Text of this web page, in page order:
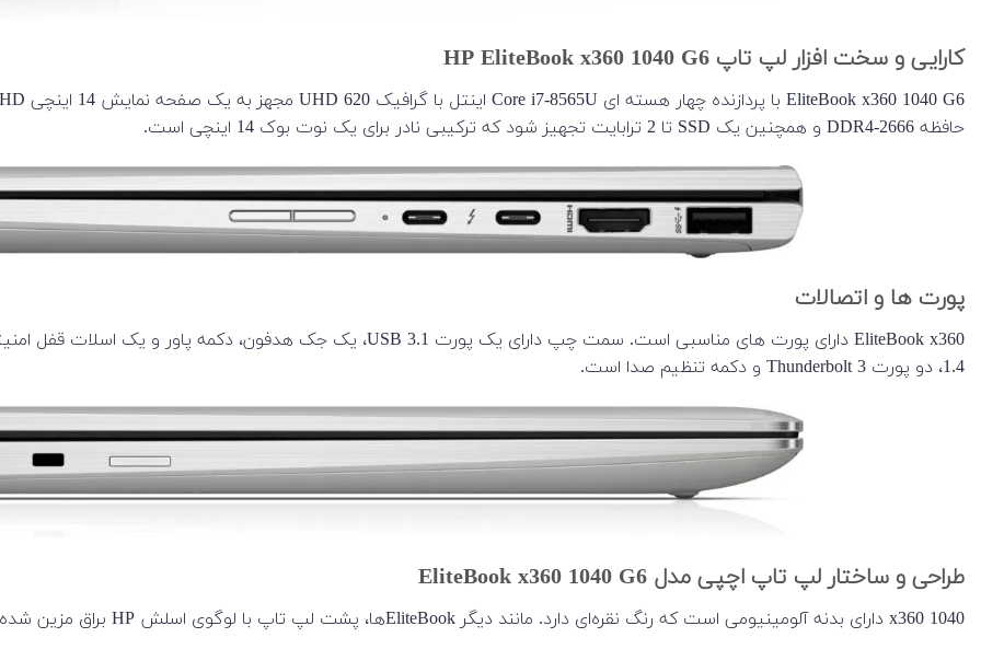
کارایی و سخت افزار لپ تاپ HP EliteBook x360 1040 G6
حافظه DDR4-2666 و همچنین یک SSD تا 2 ترابایت تجهیز شود که ترکیبی نادر برای یک نوت بوک 14 اینچی است.
پورت ها و اتصالات
1.4، دو پورت Thunderbolt 3 و دکمه تنظیم صدا است.
طراحی و ساختار لپ تاپ اچپی مدل EliteBook x360 1040 G6
x360 1040 دارای بدنه آلومینیومی است که رنگ نقره‌ای دارد. مانند دیگر EliteBookها، پشت لپ تاپ با لوگوی اسلش HP براق مزین شده است.